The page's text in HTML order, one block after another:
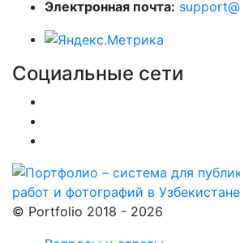
Электронная почта:
Социальные сети
© Portfolio 2018 - 2026